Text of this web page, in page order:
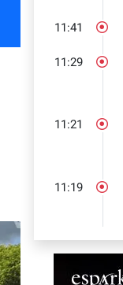
11:41
11:29
11:21
11:19